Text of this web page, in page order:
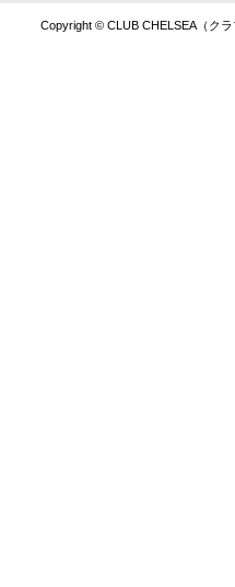
Copyright © CLUB CHELSEA（ク